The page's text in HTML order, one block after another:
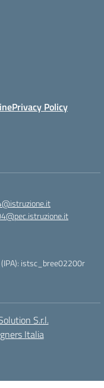
Privacy Policy
(IPA): istsc_bree02200r
S.r.l.
Italia